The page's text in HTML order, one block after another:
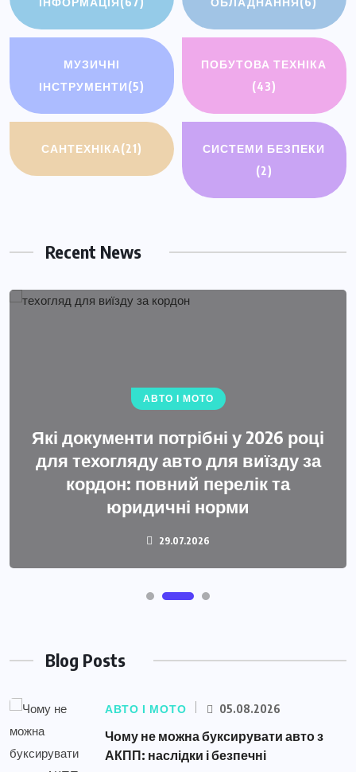
МУЗИЧНІ
ІНСТРУМЕНТИ(5)
ПОБУТОВА ТЕХНІКА
(43)
САНТЕХНІКА(21)
СИСТЕМИ БЕЗПЕКИ
(2)
Recent News
АВТО І МОТО
Які документи потрібні у 2026 році
для техогляду авто для виїзду за
кордон: повний перелік та
юридичні норми
29.07.2026
Blog Posts
АВТО І МОТО 05.08.2026
Чому не можна буксирувати авто з
АКПП: наслідки і безпечні